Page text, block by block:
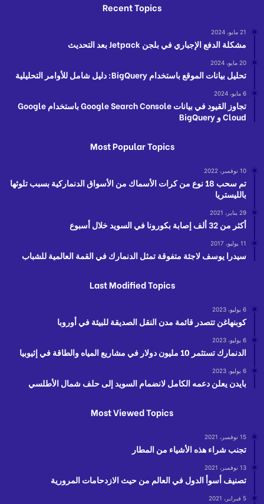
Recent Topics
21 مايو، 2024
مشكلة الدفع الإجباري في بلجن Jetpack بعد التحديث
20 مايو، 2024
تحليل بيانات الموقع باستخدام BigQuery: دليل شامل للأوامر التحليلية
6 مايو، 2024
تجاوز القيود في بيانات Google Search Console باستخدام Google
Cloud و BigQuery
Most Popular Topics
10 نوفمبر، 2022
تم سحب 18 نوع من كرات الأسماك من الأسواق الدنماركية بسبب تلوثها
بالليستريا
29 يناير، 2021
أكثر من 32 ألف إصابة بكورونا في السويد خلال أسبوع
11 يوليو، 2017
سيدرا يوسف لاجئة متفوقة تمثل الدنمارك في القمة العالمية للشباب
Last Modified Topics
6 يوليو، 2023
كوبنهاغن تتصدر قائمة مدن النقل الصديقة للبيئة في أوروبا
6 يوليو، 2023
الدنمارك تستثمر 10 مليون دولار في مشاريع المياه والطاقة في إثيوبيا
6 يوليو، 2023
بايدن يعلن دعمه الكامل لانضمام السويد إلى حلف شمال الأطلسي
Most Viewed Topics
15 نوفمبر، 2021
تجنب شراء هذه الأشياء من المطار
13 نوفمبر، 2021
تصنيف أسوأ الدول في العالم من حيث الازدحامات المرورية
5 فبراير، 2021